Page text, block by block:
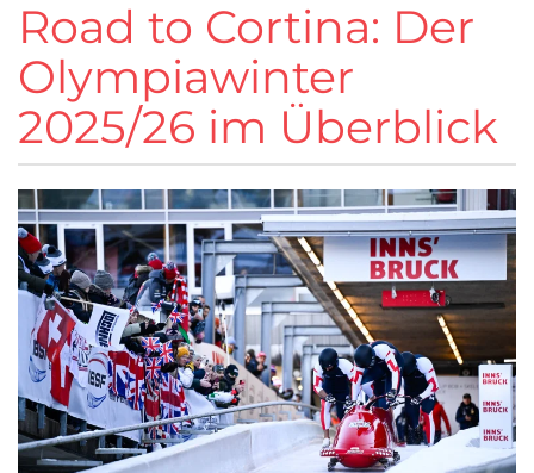
Road to Cortina: Der
Olympiawinter
2025/26 im Überblick